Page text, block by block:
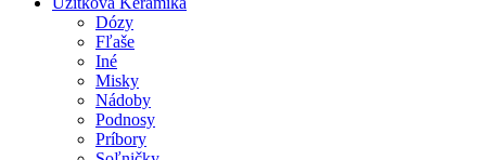
Dózy
Fľaše
Iné
Misky
Nádoby
Podnosy
Príbory